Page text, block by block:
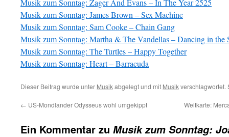
Musik zum Sonntag: Zager And Evans – In The Year 2525
Musik zum Sonntag: James Brown – Sex Machine
Musik zum Sonntag: Sam Cooke – Chain Gang
Musik zum Sonntag: Martha & The Vandellas – Dancing in the
Musik zum Sonntag: The Turtles – Happy Together
Musik zum Sonntag: Heart – Barracuda
Dieser Beitrag wurde unter Musikabgelegt und mit Musikverschlagwortet.
← US-Mondlander Odysseus wohl umgekippt Weltkarte:
Ein Kommentar zu Musik zum Sonntag: